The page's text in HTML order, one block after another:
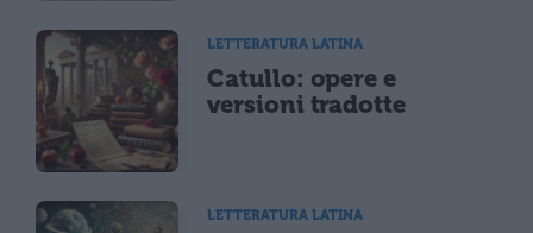
LETTERATURA LATINA
Catullo: opere e
versioni tradotte
LETTERATURA LATINA